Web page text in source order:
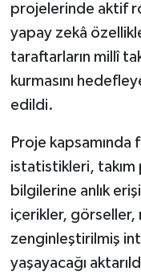
projelerinde aktif
yapay zekâ
taraftarların millî
kurmasını
edildi.
Proje
istatistikleri, takım
bilgilerine anlık
içerikler, görseller,
zenginleştirilmiş
yaşayacağı